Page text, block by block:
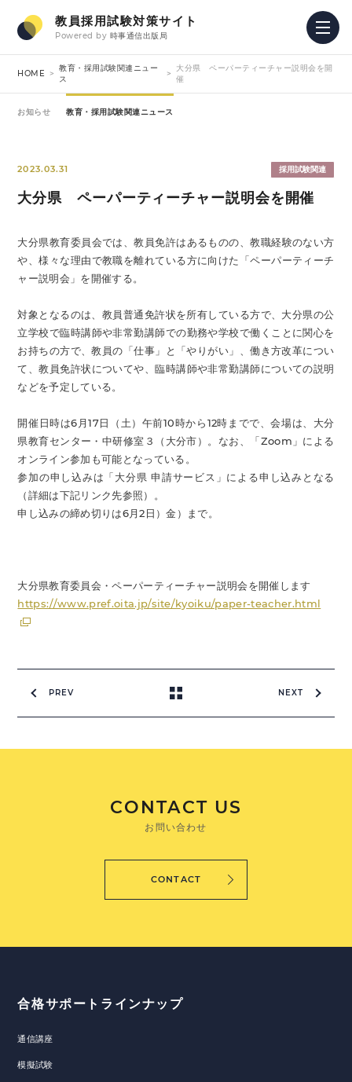
教員採用試験対策サイト
Powered by 時事通信出版局
HOME
教育・採用試験関連ニュー
ス
大分県 ペーパーティーチャー説明会を開
催
お知らせ 教育・採用試験関連ニュース
2023.03.31 採用試験関連
大分県 ペーパーティーチャー説明会を開催
大分県教育委員会では、教員免許はあるものの、教職経験のない方
や、様々な理由で教職を離れている方に向けた「ペーパーティーチ
ャー説明会」を開催する。
対象となるのは、教員普通免許状を所有している方で、大分県の公
立学校で臨時講師や非常勤講師での勤務や学校で働くことに関心を
お持ちの方で、教員の「仕事」と「やりがい」、働き方改革につい
て、教員免許状についてや、臨時講師や非常勤講師についての説明
などを予定している。
開催日時は6月17日（土）午前10時から12時までで、会場は、大分
県教育センター・中研修室３（大分市）。なお、「Zoom」による
オンライン参加も可能となっている。
参加の申し込みは「大分県 申請サービス」による申し込みとなる
（詳細は下記リンク先参照）。
申し込みの締め切りは6月2日）金）まで。
大分県教育委員会・ペーパーティーチャー説明会を開催します
https://www.pref.oita.jp/site/kyoiku/paper-teacher.html
PREV NEXT
CONTACT US
お問い合わせ
CONTACT
合格サポートラインナップ
通信講座
模擬試験